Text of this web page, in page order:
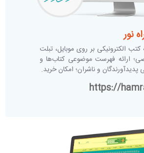
نور
الکترونیکی بر روی موبایل، تبلت
ارائه فهرست موضوعی کتاب‌ها و
پدیدآورندگان و ناشران؛ امکان خرید.
https://